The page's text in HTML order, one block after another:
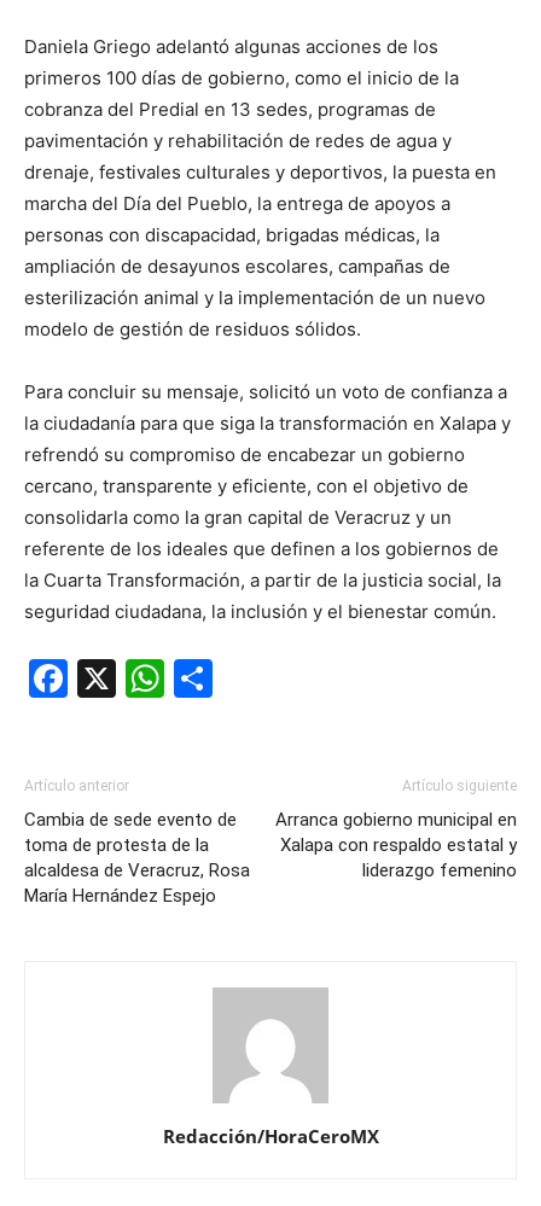
Daniela Griego adelantó algunas acciones de los
primeros 100 días de gobierno, como el inicio de la
cobranza del Predial en 13 sedes, programas de
pavimentación y rehabilitación de redes de agua y
drenaje, festivales culturales y deportivos, la puesta en
marcha del Día del Pueblo, la entrega de apoyos a
personas con discapacidad, brigadas médicas, la
ampliación de desayunos escolares, campañas de
esterilización animal y la implementación de un nuevo
modelo de gestión de residuos sólidos.
Para concluir su mensaje, solicitó un voto de confianza a
la ciudadanía para que siga la transformación en Xalapa y
refrendó su compromiso de encabezar un gobierno
cercano, transparente y eficiente, con el objetivo de
consolidarla como la gran capital de Veracruz y un
referente de los ideales que definen a los gobiernos de
la Cuarta Transformación, a partir de la justicia social, la
seguridad ciudadana, la inclusión y el bienestar común.
Facebook
X WhatsApp
Artículo anterior
Cambia de sede evento de
toma de protesta de la
alcaldesa de Veracruz, Rosa
María Hernández Espejo
Artículo siguiente
Arranca gobierno municipal en
Xalapa con respaldo estatal y
liderazgo femenino
Redacción/HoraCeroMX